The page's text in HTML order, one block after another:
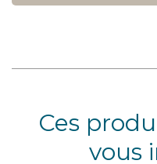
Ces
vous